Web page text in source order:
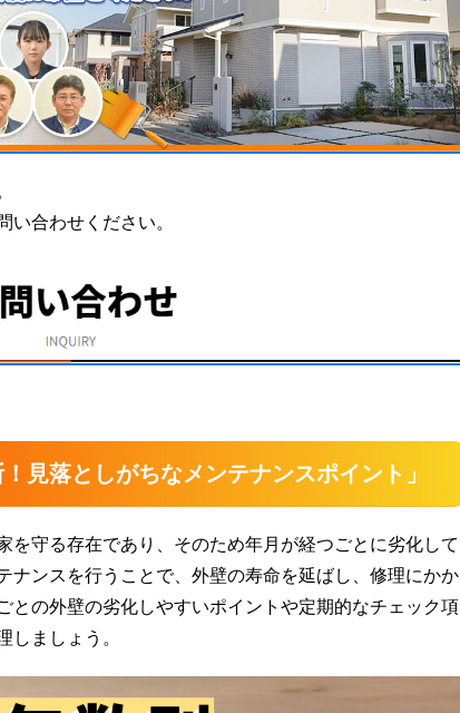
い合わせください。
見落としがちなメンテナンスポイント」
を守る存在であり、そのため年月が経つごとに劣化して
ナンスを行うことで、外壁の寿命を延ばし、修理にかか
との外壁の劣化しやすいポイントや定期的なチェック項
しましょう。